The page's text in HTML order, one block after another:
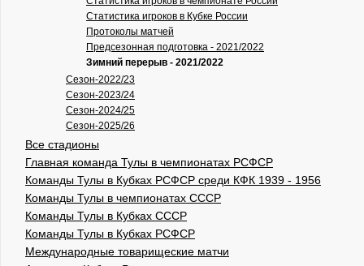
Статистика игроков в Кубке России
Протоколы матчей
Предсезонная подготовка - 2021/2022
Зимний перерыв - 2021/2022
Сезон-2022/23
Сезон-2023/24
Сезон-2024/25
Сезон-2025/26
Все стадионы
Главная команда Тулы в чемпионатах РСФСР
Команды Тулы в Кубках РСФСР среди КФК 1939 - 1956
Команды Тулы в чемпионатах СССР
Команды Тулы в Кубках СССР
Команды Тулы в Кубках РСФСР
Международные товарищеские матчи